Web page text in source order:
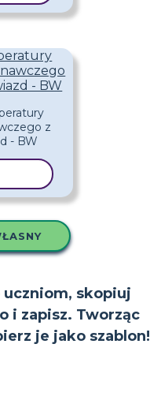
- BW
skopiuj
i zapisz. Tworząc
je jako szablon!